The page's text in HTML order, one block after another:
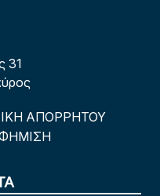
31
ΑΠΟΡΡΗΤΟΥ